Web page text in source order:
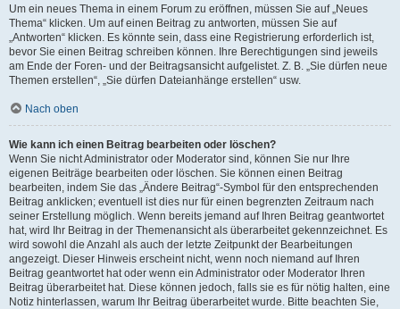
Um ein neues Thema in einem Forum zu eröffnen, müssen Sie auf „Neues
Thema“ klicken. Um auf einen Beitrag zu antworten, müssen Sie auf
„Antworten“ klicken. Es könnte sein, dass eine Registrierung erforderlich ist,
bevor Sie einen Beitrag schreiben können. Ihre Berechtigungen sind jeweils
am Ende der Foren- und der Beitragsansicht aufgelistet. Z. B. „Sie dürfen neue
Themen erstellen“, „Sie dürfen Dateianhänge erstellen“ usw.
Nach oben
Wie kann ich einen Beitrag bearbeiten oder löschen?
Wenn Sie nicht Administrator oder Moderator sind, können Sie nur Ihre
eigenen Beiträge bearbeiten oder löschen. Sie können einen Beitrag
bearbeiten, indem Sie das „Ändere Beitrag“-Symbol für den entsprechenden
Beitrag anklicken; eventuell ist dies nur für einen begrenzten Zeitraum nach
seiner Erstellung möglich. Wenn bereits jemand auf Ihren Beitrag geantwortet
hat, wird Ihr Beitrag in der Themenansicht als überarbeitet gekennzeichnet. Es
wird sowohl die Anzahl als auch der letzte Zeitpunkt der Bearbeitungen
angezeigt. Dieser Hinweis erscheint nicht, wenn noch niemand auf Ihren
Beitrag geantwortet hat oder wenn ein Administrator oder Moderator Ihren
Beitrag überarbeitet hat. Diese können jedoch, falls sie es für nötig halten, eine
Notiz hinterlassen, warum Ihr Beitrag überarbeitet wurde. Bitte beachten Sie,